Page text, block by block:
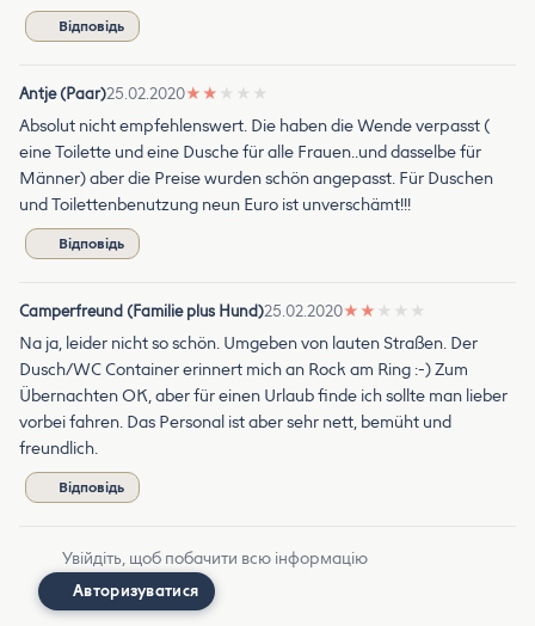
Відповідь
Antje (Paar)25.02.2020★ ★ ★ ★ ★
Absolut nicht empfehlenswert. Die haben die Wende verpasst (
eine Toilette und eine Dusche für alle Frauen..und dasselbe für
Männer) aber die Preise wurden schön angepasst. Für Duschen
und Toilettenbenutzung neun Euro ist unverschämt!!!
Відповідь
Camperfreund (Familie plus Hund)25.02.2020★ ★ ★ ★ ★
Na ja, leider nicht so schön. Umgeben von lauten Straßen. Der
Dusch/WC Container erinnert mich an Rock am Ring :-) Zum
Übernachten OK, aber für einen Urlaub finde ich sollte man lieber
vorbei fahren. Das Personal ist aber sehr nett, bemüht und
freundlich.
Відповідь
Увійдіть, щоб побачити всю інформацію
Авторизуватися